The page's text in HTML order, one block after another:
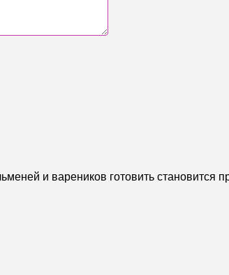
и вареников готовить становится